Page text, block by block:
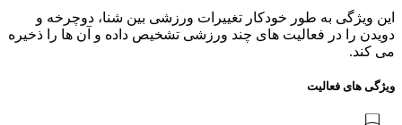
این ویژگی به طور خودکار تغییرات ورزشی بین شنا، دوچرخه و
دویدن را در فعالیت‌ های چند ورزشی تشخیص داده و آن ها را ذخیره
می کند.
ویژگی های فعالیت